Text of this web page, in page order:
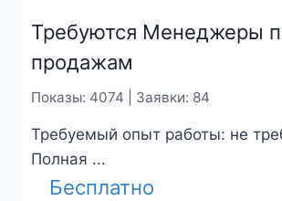
Требуются Менеджеры
продажам
Показы: 4074 | Заявки: 84
Требуемый опыт работы: не
Полная ...
Бесплатно